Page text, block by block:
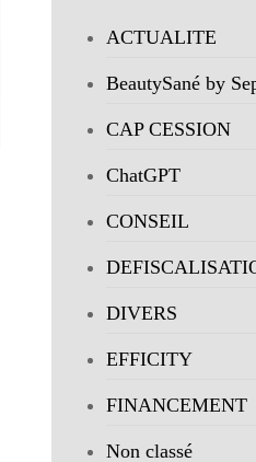
ACTUALITE
BeautySané by
CAP CESSION
ChatGPT
CONSEIL
DIVERS
EFFICITY
FINANCEMENT
Non classé